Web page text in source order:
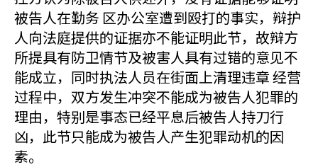
被告人在勤务 区办公室遭到殴打的事实，辩护
人向法庭提供的证据亦不能证明此节，故辩方
所提具有防卫情节及被害人具有过错的意见不
能成立，同时执法人员在街面上清理违章 经营
过程中，双方发生冲突不能成为被告人犯罪的
理由，特别是事态已经平息后被告人持刀行
凶，此节只能成为被告人产生犯罪动机的因
素。